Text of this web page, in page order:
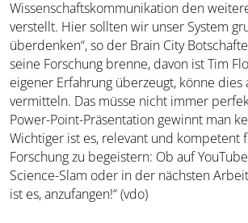
Wissenschaftskommunikation den
verstellt. Hier sollten wir unser System
überdenken“, so der Brain City
seine Forschung brenne, davon ist Tim
eigener Erfahrung überzeugt, könne dies
vermitteln. Das müsse nicht immer
Power-Point-Präsentation gewinnt man
Wichtiger ist es, relevant und kompetent
Forschung zu begeistern: Ob auf
Science-Slam oder in der nächsten
ist es, anzufangen!“ (vdo)